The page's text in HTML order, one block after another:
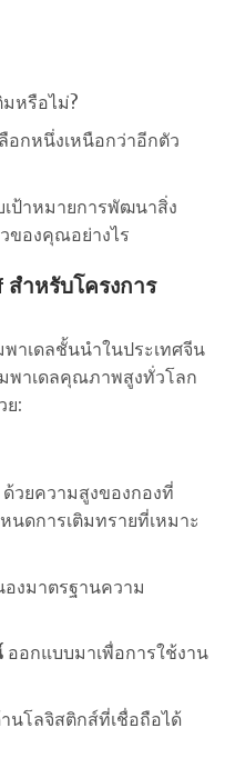
หรือไม่?
กหนึ่งเหนือกว่าอีกตัว
ป้าหมายการพัฒนาสิ่ง
ของคุณอย่างไร
ำหรับโครงการ
าเดลชั้นนำในประเทศจีน
าเดลคุณภาพสูงทั่วโลก
ย:
ด้วยความสูงของกองที่
นดการเติมทรายที่เหมาะ
งมาตรฐานความ
ออกแบบมาเพื่อการใช้งาน
นโลจิสติกส์ที่เชื่อถือได้